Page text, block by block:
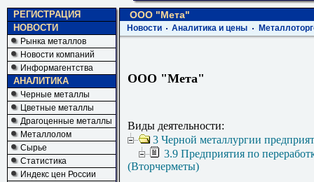
РЕГИСТРАЦИЯ
НОВОСТИ
Рынка металлов
Новости компаний
Информагентства
АНАЛИТИКА
Черные металлы
Цветные металлы
Драгоценные металлы
Металлолом
Сырье
Статистика
Индекс цен России
ООО "Мета"
Новости Аналитика и цены
ООО "Мета"
Виды деятельности:
3 Черной металлургии
3.9 Предприятия по
(Вторчерметы)